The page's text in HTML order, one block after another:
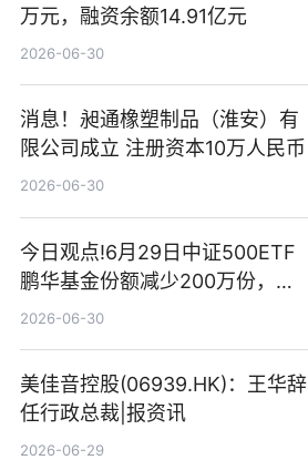
万元，融资余额14.91亿元
2026-06-30
消息！昶通橡塑制品（淮安）有
限公司成立 注册资本10万人民币
2026-06-30
今日观点!6月29日中证500ETF
鹏华基金份额减少200万份，重
仓股亨通光电、赤峰黄金、佰维
2026-06-30
美佳音控股(06939.HK)：王华辞
任行政总裁|报资讯
2026-06-29